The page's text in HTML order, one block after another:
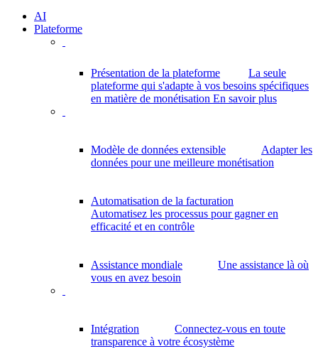
AI
Plateforme
Présentation de la plateforme
La seule
plateforme qui s'adapte à vos besoins spécifiques
en matière de monétisation En savoir plus
Modèle de données extensible
Adapter les
données pour une meilleure monétisation
Automatisation de la facturation
Automatisez les processus pour gagner en
efficacité et en contrôle
Assistance mondiale
Une assistance là où
vous en avez besoin
Intégration
Connectez-vous en toute
transparence à votre écosystème